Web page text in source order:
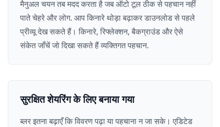
मैनुअल चयन तब मदद करता है जब ऑटो टूल ठीक से पहचान नहीं
पाते चेहरे और लोग. आप किनारे थोड़ा बढ़ाकर डाउनलोड से पहले
प्रीव्यू देख सकते हैं। किनारे, रिफ्लेक्शन, बैकग्राउंड और ऐसे
संकेत जाँचें जो दिखा सकते हैं व्यक्तिगत पहचान.
सुरक्षित शेयरिंग के लिए बनाया गया
ब्लर इतना बढ़ाएँ कि विवरण पढ़ा या पहचाना न जा सके। एडिटेड